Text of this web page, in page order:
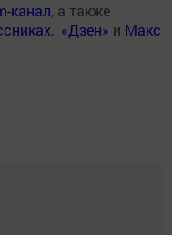
канал, а также
, «Дзен» и Макс